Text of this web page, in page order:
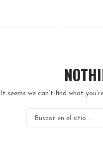
It seems we can’t find what